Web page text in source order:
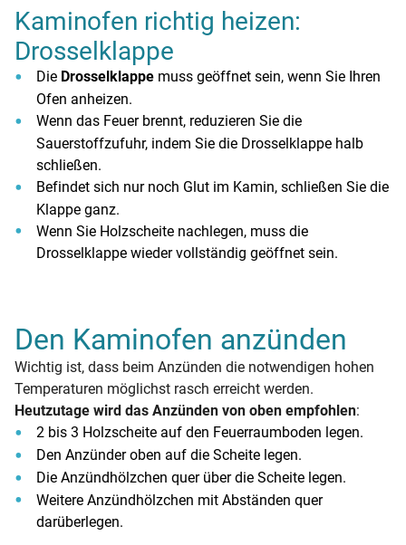
Kaminofen richtig heizen:
Drosselklappe
Die Drosselklappe muss geöffnet sein, wenn Sie Ihren
Ofen anheizen.
Wenn das Feuer brennt, reduzieren Sie die
Sauerstoffzufuhr, indem Sie die Drosselklappe halb
schließen.
Befindet sich nur noch Glut im Kamin, schließen Sie die
Klappe ganz.
Wenn Sie Holzscheite nachlegen, muss die
Drosselklappe wieder vollständig geöffnet sein.
Den Kaminofen anzünden
Wichtig ist, dass beim Anzünden die notwendigen hohen
Temperaturen möglichst rasch erreicht werden.
Heutzutage wird das Anzünden von oben empfohlen:
2 bis 3 Holzscheite auf den Feuerraumboden legen.
Den Anzünder oben auf die Scheite legen.
Die Anzündhölzchen quer über die Scheite legen.
Weitere Anzündhölzchen mit Abständen quer
darüberlegen.